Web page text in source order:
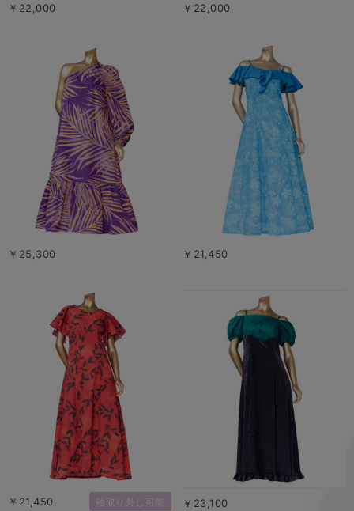
￥22,000 ￥22,000
￥25,300 ￥21,450
￥21,450 袖取り外し可能 ￥23,100